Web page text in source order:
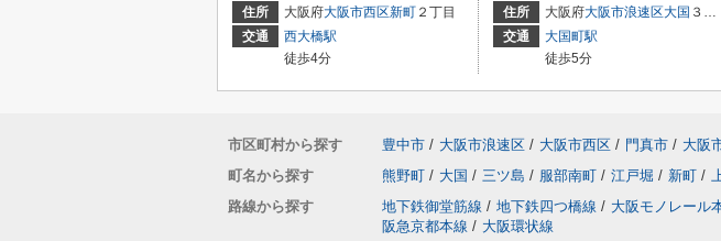
住所
大阪府大阪市西区新町 ２丁目
交通
西大橋駅
徒歩4分
住所
大阪府大阪市浪速区大国 ３丁目
交通
大国町駅
徒歩5分
市区町村から探す 豊中市 / 大阪市浪速区 / 大阪市西区 / 門真市 / 大阪
町名から探す
熊野町 / 大国 / 三ツ島 / 服部南町 / 江戸堀 / 新町 /
路線から探す
地下鉄御堂筋線 / 地下鉄四つ橋線 / 大阪モノレール
阪急京都本線 / 大阪環状線